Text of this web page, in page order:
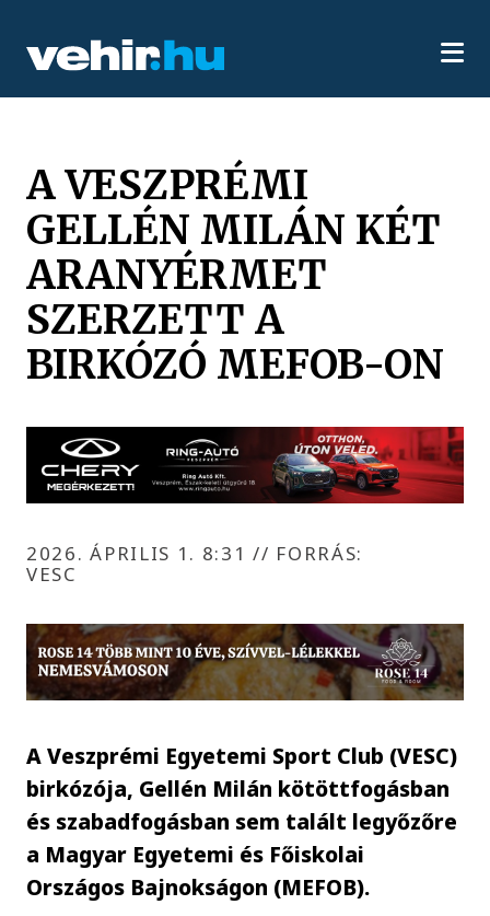
A VESZPRÉMI
GELLÉN MILÁN KÉT
ARANYÉRMET
SZERZETT A
BIRKÓZÓ MEFOB-ON
2026. ÁPRILIS 1. 8:31// FORRÁS:
VESC
A Veszprémi Egyetemi Sport Club (VESC)
birkózója, Gellén Milán kötöttfogásban
és szabadfogásban sem talált legyőzőre
a Magyar Egyetemi és Főiskolai
Országos Bajnokságon (MEFOB).